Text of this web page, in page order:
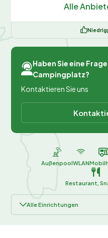
Alle
Haben Sie eine
Campingplatz?
Kontaktieren Sie uns
AußenpoolWLAN
Restaurant,
Alle Einrichtungen